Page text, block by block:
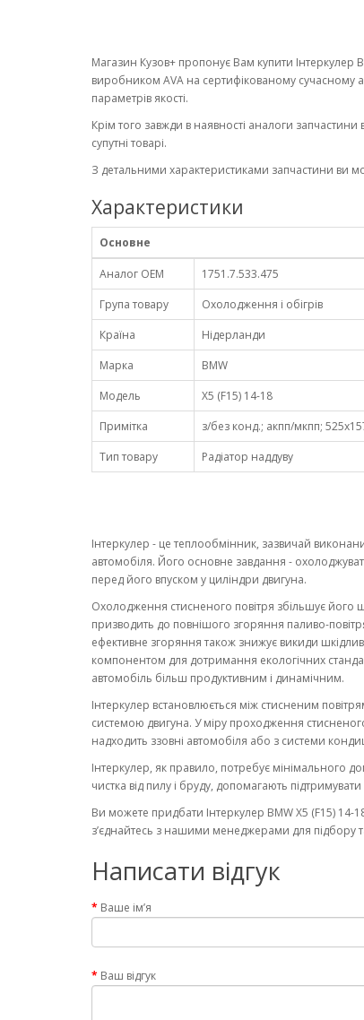
Магазин Кузов+ пропонує Вам купити Інтеркулер
виробником AVA на сертифікованому сучасному
параметрів якості.
Крім того завжди в наявності аналоги запчастини
супутні товарі.
З детальними характеристиками запчастини ви
Характеристики
Основне
Аналог OEM
1751.7.533.475
Група товару
Охолодження і обігрів
Країна
Нідерланди
Марка
BMW
Модель
X5 (F15) 14-18
Примітка
з/без конд.; акпп/мкпп;
Тип товару
Радіатор наддуву
Інтеркулер - це теплообмінник, зазвичай
автомобіля. Його основне завдання -
перед його впуском у циліндри двигуна.
Охолодження стисненого повітря збільшує його
призводить до повнішого згоряння паливо-
ефективне згоряння також знижує викиди
компонентом для дотримання екологічних
автомобіль більш продуктивним і динамічним.
Інтеркулер встановлюється між стисненим
системою двигуна. У міру проходження
надходить ззовні автомобіля або з системи
Інтеркулер, як правило, потребує мінімального
чистка від пилу і бруду, допомагають
Ви можете придбати Інтеркулер BMW X5 (F15) 14-
з’єднайтесь з нашими менеджерами для підбору
Написати відгук
Ваше ім’я
Ваш відгук